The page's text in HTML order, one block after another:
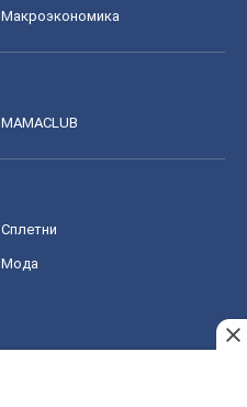
Mакроэкономика
MAMACLUB
Сплетни
Мода